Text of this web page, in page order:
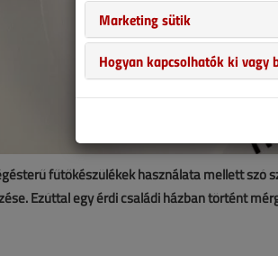
fűtőkészülékek használata mellett szó
Ezúttal egy érdi családi házban történt
Marketing sütik
Hogyan kapcsolhatók ki vagy